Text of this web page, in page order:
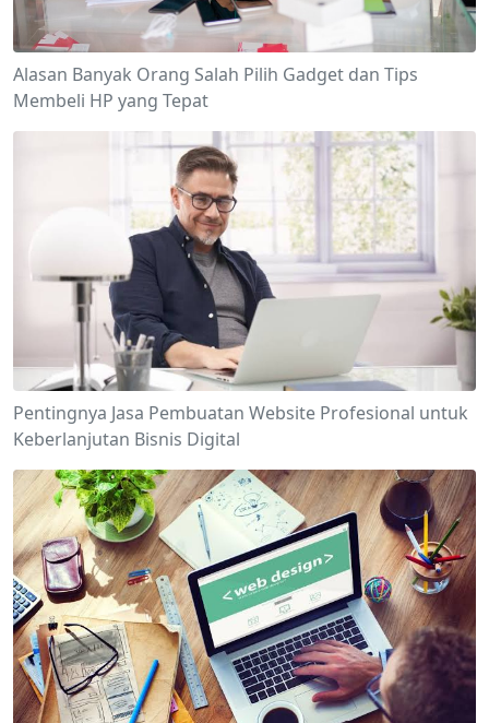
Alasan Banyak Orang Salah Pilih Gadget dan Tips
Membeli HP yang Tepat
Pentingnya Jasa Pembuatan Website Profesional untuk
Keberlanjutan Bisnis Digital